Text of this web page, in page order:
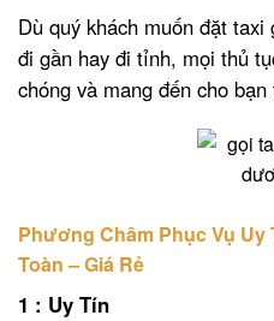
Dù quý khách muốn đặt
đi gần hay đi tỉnh, mọi thủ
chóng và mang đến cho
Phương Châm Phục Vụ
Toàn – Giá Rẻ
1 : Uy Tín